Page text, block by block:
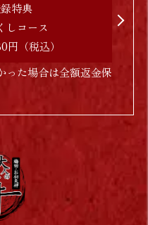
特典
しコース
（税込）
った場合は全額返金保